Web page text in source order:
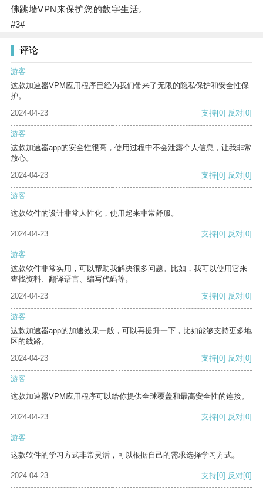
佛跳墙VPN来保护您的数字生活。
#3#
评论
游客
这款加速器VPM应用程序已经为我们带来了无限的隐私保护和安全性保
护。
2024-04-23
支持[0] 反对[0]
游客
这款加速器app的安全性很高，使用过程中不会泄露个人信息，让我非常
放心。
2024-04-23
支持[0] 反对[0]
游客
这款软件的设计非常人性化，使用起来非常舒服。
2024-04-23 支持[0] 反对[0]
游客
这款软件非常实用，可以帮助我解决很多问题。比如，我可以使用它来
查找资料、翻译语言、编写代码等。
2024-04-23
支持[0] 反对[0]
游客
这款加速器app的加速效果一般，可以再提升一下，比如能够支持更多地
区的线路。
2024-04-23
支持[0] 反对[0]
游客
这款加速器VPM应用程序可以给你提供全球覆盖和最高安全性的连接。
2024-04-23 支持[0] 反对[0]
游客
这款软件的学习方式非常灵活，可以根据自己的需求选择学习方式。
2024-04-23 支持[0] 反对[0]